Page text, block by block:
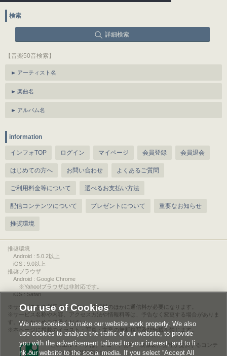
検索
詳細検索
【音楽50音検索】
アーティスト名
楽曲名
アルバム名
information
インフォTOP ログイン マイページ 会員登録 会員退会
はじめての方へ お問い合わせ よくあるご質問
ご利用料金等について 選べるお支払い方法
配信コンテンツについて プレゼントについて 重要なお知らせ
推奨環境
推奨環境
Android : 5.0.2以上
iOS : 9.0以上
推奨ブラウザ
Android : Google Chrome
※Yahoo!ブラウザは非対応です。
iOS : Safari
サービスをご利用されるには、情報料のほかに通信料が必要になります。
サービス名称や内容、アクセス方法や情報料等は、予告なく変更する場合がありま
す。あらかじめご了承ください。
本ページに掲載のイラスト・写真・文章の無断複写及び転載を禁じます。
このエルマークは、レコード会社・映像製作会社が提供するコンテ
ンツを示す登録商標です。
Our use of Cookies
We use cookies to make our website work properly. We also
use cookies to analyze the traffic of our website, to provide
you with the advertisement tailored to your interest, and to li
nk our website to the social media. If you select “Accept All